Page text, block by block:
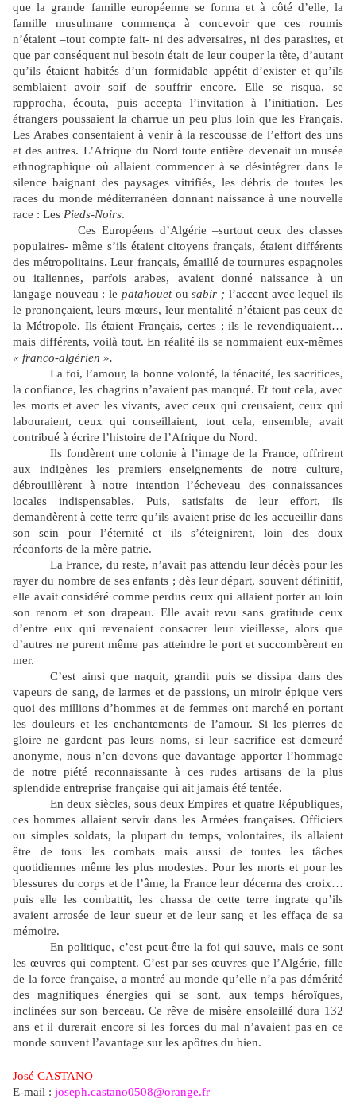
que la grande famille européenne se forma et à côté d’elle, la
famille musulmane commença à concevoir que ces roumis
n’étaient –tout compte fait- ni des adversaires, ni des parasites, et
que par conséquent nul besoin était de leur couper la tête, d’autant
qu’ils étaient habités d’un formidable appétit d’exister et qu’ils
semblaient avoir soif de souffrir encore. Elle se risqua, se
rapprocha, écouta, puis accepta l’invitation à l’initiation. Les
étrangers poussaient la charrue un peu plus loin que les Français.
Les Arabes consentaient à venir à la rescousse de l’effort des uns
et des autres. L’Afrique du Nord toute entière devenait un musée
ethnographique où allaient commencer à se désintégrer dans le
silence baignant des paysages vitrifiés, les débris de toutes les
races du monde méditerranéen donnant naissance à une nouvelle
race : Les Pieds-Noirs.
Ces Européens d’Algérie –surtout ceux des classes
populaires- même s’ils étaient citoyens français, étaient différents
des métropolitains. Leur français, émaillé de tournures espagnoles
ou italiennes, parfois arabes, avaient donné naissance à un
langage nouveau : le patahouet ou sabir ; l’accent avec lequel ils
le prononçaient, leurs mœurs, leur mentalité n’étaient pas ceux de
la Métropole. Ils étaient Français, certes ; ils le revendiquaient…
mais différents, voilà tout. En réalité ils se nommaient eux-mêmes
« franco-algérien ».
La foi, l’amour, la bonne volonté, la ténacité, les sacrifices,
la confiance, les chagrins n’avaient pas manqué. Et tout cela, avec
les morts et avec les vivants, avec ceux qui creusaient, ceux qui
labouraient, ceux qui conseillaient, tout cela, ensemble, avait
contribué à écrire l’histoire de l’Afrique du Nord.
Ils fondèrent une colonie à l’image de la France, offrirent
aux indigènes les premiers enseignements de notre culture,
débrouillèrent à notre intention l’écheveau des connaissances
locales indispensables. Puis, satisfaits de leur effort, ils
demandèrent à cette terre qu’ils avaient prise de les accueillir dans
son sein pour l’éternité et ils s’éteignirent, loin des doux
réconforts de la mère patrie.
La France, du reste, n’avait pas attendu leur décès pour les
rayer du nombre de ses enfants ; dès leur départ, souvent définitif,
elle avait considéré comme perdus ceux qui allaient porter au loin
son renom et son drapeau. Elle avait revu sans gratitude ceux
d’entre eux qui revenaient consacrer leur vieillesse, alors que
d’autres ne purent même pas atteindre le port et succombèrent en
mer.
C’est ainsi que naquit, grandit puis se dissipa dans des
vapeurs de sang, de larmes et de passions, un miroir épique vers
quoi des millions d’hommes et de femmes ont marché en portant
les douleurs et les enchantements de l’amour. Si les pierres de
gloire ne gardent pas leurs noms, si leur sacrifice est demeuré
anonyme, nous n’en devons que davantage apporter l’hommage
de notre piété reconnaissante à ces rudes artisans de la plus
splendide entreprise française qui ait jamais été tentée.
En deux siècles, sous deux Empires et quatre Républiques,
ces hommes allaient servir dans les Armées françaises. Officiers
ou simples soldats, la plupart du temps, volontaires, ils allaient
être de tous les combats mais aussi de toutes les tâches
quotidiennes même les plus modestes. Pour les morts et pour les
blessures du corps et de l’âme, la France leur décerna des croix…
puis elle les combattit, les chassa de cette terre ingrate qu’ils
avaient arrosée de leur sueur et de leur sang et les effaça de sa
mémoire.
En politique, c’est peut-être la foi qui sauve, mais ce sont
les œuvres qui comptent. C’est par ses œuvres que l’Algérie, fille
de la force française, a montré au monde qu’elle n’a pas démérité
des magnifiques énergies qui se sont, aux temps héroïques,
inclinées sur son berceau. Ce rêve de misère ensoleillé dura 132
ans et il durerait encore si les forces du mal n’avaient pas en ce
monde souvent l’avantage sur les apôtres du bien.
José CASTANO
E-mail : joseph.castano0508@orange.fr